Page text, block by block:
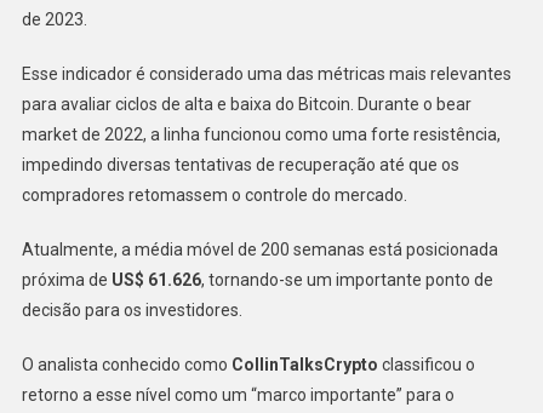
de 2023.
Esse indicador é considerado uma das métricas mais relevantes
para avaliar ciclos de alta e baixa do Bitcoin. Durante o bear
market de 2022, a linha funcionou como uma forte resistência,
impedindo diversas tentativas de recuperação até que os
compradores retomassem o controle do mercado.
Atualmente, a média móvel de 200 semanas está posicionada
próxima de US$ 61.626, tornando-se um importante ponto de
decisão para os investidores.
O analista conhecido como CollinTalksCrypto classificou o
retorno a esse nível como um “marco importante” para o